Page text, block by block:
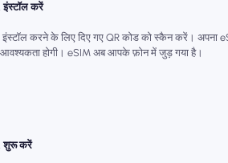
इंस्टॉल करें
इंस्टॉल करने के लिए दिए गए QR कोड को स्कैन करें। अपना
होगी। eSIM अब आपके फ़ोन में जुड़ गया है।
शुरू करें